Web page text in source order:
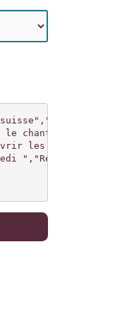
a
le
causes et effets